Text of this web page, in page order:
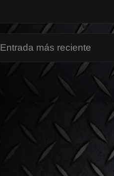
Entrada más reciente